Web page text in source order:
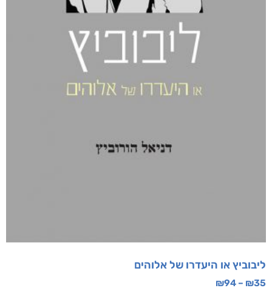
ליבוביץ או היעדרו של אלוהים
₪35
–
₪94